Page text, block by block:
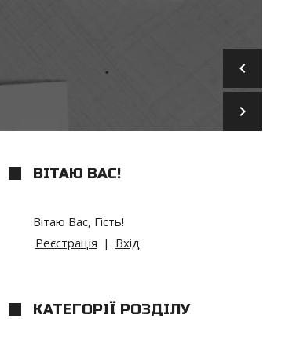
keyboard_arrow_left
keyboard_arrow_right
ВІТАЮ ВАС!
Вітаю Вас, Гість!
Реєстрація | Вхід
КАТЕГОРІЇ РОЗДІЛУ